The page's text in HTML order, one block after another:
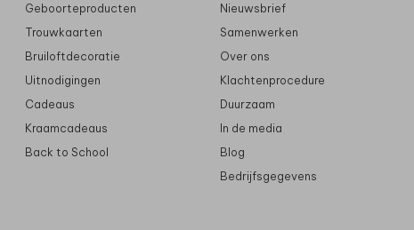
Geboorteproducten
Trouwkaarten
Bruiloftdecoratie
Uitnodigingen
Cadeaus
Kraamcadeaus
Back to School
Nieuwsbrief
Samenwerken
Over ons
Klachtenprocedure
Duurzaam
In de media
Blog
Bedrijfsgegevens